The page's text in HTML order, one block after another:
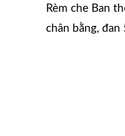
Rèm che Ban
chân bằng,